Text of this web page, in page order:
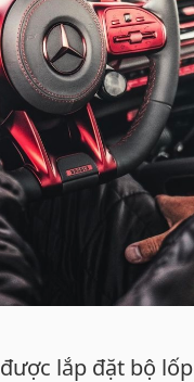
lắp đặt bộ lốp